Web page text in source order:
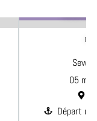
05
Départ de